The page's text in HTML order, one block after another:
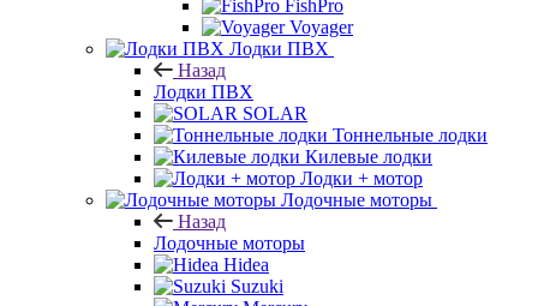
FishPro
Voyager
Лодки ПВХ
Назад
Лодки ПВХ
SOLAR
Тоннельные лодки
Килевые лодки
Лодки + мотор
Лодочные моторы
Назад
Лодочные моторы
Hidea
Suzuki